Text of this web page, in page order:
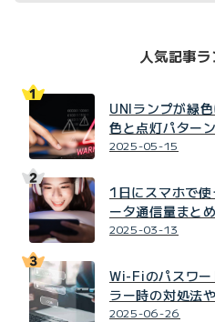
人気記事
UNIランプが緑
色と点灯パター
2025-05-15
1日にスマホで
ータ通信量まとめ
2025-03-13
Wi-Fiのパスワー
ラー時の対処法
2025-06-26